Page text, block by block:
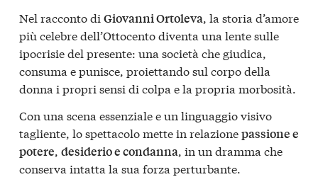
Nel racconto di Giovanni Ortoleva, la storia d’amore
più celebre dell’Ottocento diventa una lente sulle
ipocrisie del presente: una società che giudica,
consuma e punisce, proiettando sul corpo della
donna i propri sensi di colpa e la propria morbosità.
Con una scena essenziale e un linguaggio visivo
tagliente, lo spettacolo mette in relazionepassione e
potere, desiderio e condanna, in un dramma che
conserva intatta la sua forza perturbante.